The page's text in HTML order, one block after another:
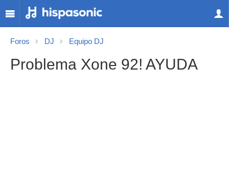
Foros DJ Equipo DJ
Problema Xone 92! AYUDA